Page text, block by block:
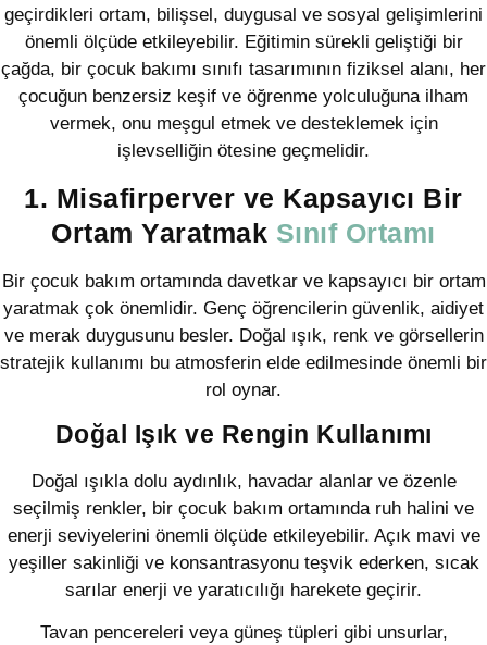
geçirdikleri ortam, bilişsel, duygusal ve sosyal gelişimlerini
önemli ölçüde etkileyebilir. Eğitimin sürekli geliştiği bir
çağda, bir çocuk bakımı sınıfı tasarımının fiziksel alanı, her
çocuğun benzersiz keşif ve öğrenme yolculuğuna ilham
vermek, onu meşgul etmek ve desteklemek için
işlevselliğin ötesine geçmelidir.
1. Misafirperver ve Kapsayıcı Bir
Ortam Yaratmak Sınıf Ortamı
Bir çocuk bakım ortamında davetkar ve kapsayıcı bir ortam
yaratmak çok önemlidir. Genç öğrencilerin güvenlik, aidiyet
ve merak duygusunu besler. Doğal ışık, renk ve görsellerin
stratejik kullanımı bu atmosferin elde edilmesinde önemli bir
rol oynar.
Doğal Işık ve Rengin Kullanımı
Doğal ışıkla dolu aydınlık, havadar alanlar ve özenle
seçilmiş renkler, bir çocuk bakım ortamında ruh halini ve
enerji seviyelerini önemli ölçüde etkileyebilir. Açık mavi ve
yeşiller sakinliği ve konsantrasyonu teşvik ederken, sıcak
sarılar enerji ve yaratıcılığı harekete geçirir.
Tavan pencereleri veya güneş tüpleri gibi unsurlar,